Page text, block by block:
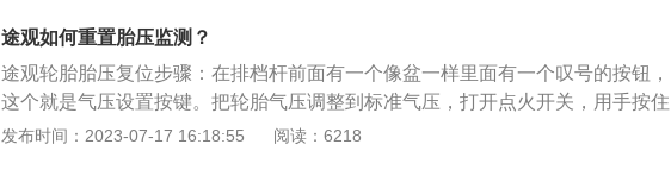
一般低于1.8bar或者高于3.0bar就会报警。此时需要进行轮胎检查和调整胎压。
胎压监测没有复位：轮胎充气后，没有及时地进行胎压复位，导致胎压监测系统
中记录的还是原先的数据，胎压监测指示灯亮就会亮。此时只要进行胎压复位即
可。胎压传感器损坏：胎压传感器是用来监测轮胎胎压的，直接安装在轮胎内
互相配合以及其他的一些软硬件共同检测达到监测胎压的目的，奥迪叫TPMS系
统。2、还有一种是直接式胎压监测系统，通过在轮胎里面加装四个胎压监测传
感器，在汽车静止或者行驶过程中对轮胎气压和温度进行实时自动监测，并对轮
胎高压、低压、高温进行及时报警，避免因轮胎故障引发的交通事故，以确保行
车安全。3、直接系统可以提供更高级的功能，随时测定每个轮胎内部的实际瞬
途观如何重置胎压监测？
途观轮胎胎压复位步骤：在排档杆前面有一个像盆一样里面有一个叹号的按钮，
这个就是气压设置按键。把轮胎气压调整到标准气压，打开点火开关，用手按住
这个按键不放。直到仪表上出现一个相同的黄色的灯，直到这个灯熄灭，设定完
发布时间：2023-07-17 16:18:55 阅读：6218